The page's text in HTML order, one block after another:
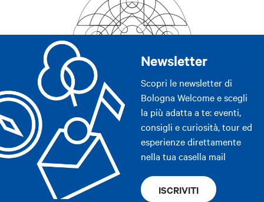
Newsletter
Scopri le newsletter di
Bologna Welcome e scegli
la più adatta a te: eventi,
consigli e curiosità, tour ed
esperienze direttamente
nella tua casella mail
ISCRIVITI